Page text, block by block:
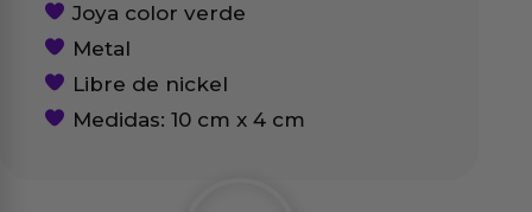
Joya color verde
Metal
Libre de nickel
Medidas: 10 cm x 4 cm